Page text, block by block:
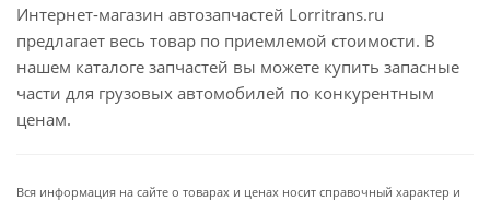
Интернет-магазин автозапчастей Lorritrans.ru
предлагает весь товар по приемлемой стоимости. В
нашем каталоге запчастей вы можете купить запасные
части для грузовых автомобилей по конкурентным
ценам.
Вся информация на сайте о товарах и ценах носит справочный характер и